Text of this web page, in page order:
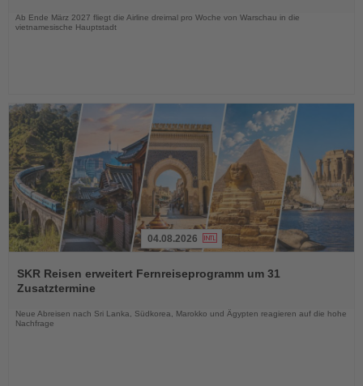
Ab Ende März 2027 fliegt die Airline dreimal pro Woche von Warschau in die
vietnamesische Hauptstadt
Sie
die
04.08.2026
SKR Reisen erweitert Fernreiseprogramm um 31
Zusatztermine
Neue Abreisen nach Sri Lanka, Südkorea, Marokko und Ägypten reagieren auf die hohe
Nachfrage